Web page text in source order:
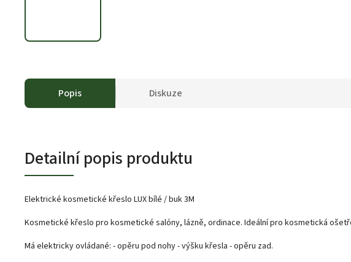
Popis Diskuze
Detailní popis produktu
Elektrické kosmetické křeslo LUX bílé / buk 3M
Kosmetické křeslo pro kosmetické salóny, lázně, ordinace. Ideální pro kosmetická
Má elektricky ovládané: - opěru pod nohy - výšku křesla - opěru zad.